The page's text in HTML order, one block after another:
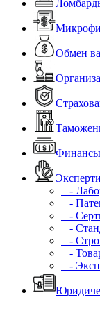
Обмен
Финансы
-
-
-
-
-
-
-